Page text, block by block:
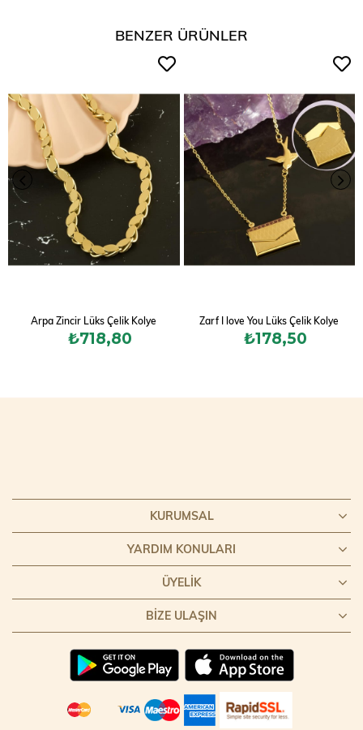
BENZER ÜRÜNLER
Arpa Zincir Lüks Çelik Kolye
₺718,80
Zarf I love You Lüks Çelik Kolye
₺178,50
KURUMSAL
YARDIM KONULARI
ÜYELIK
BIZE ULAŞIN